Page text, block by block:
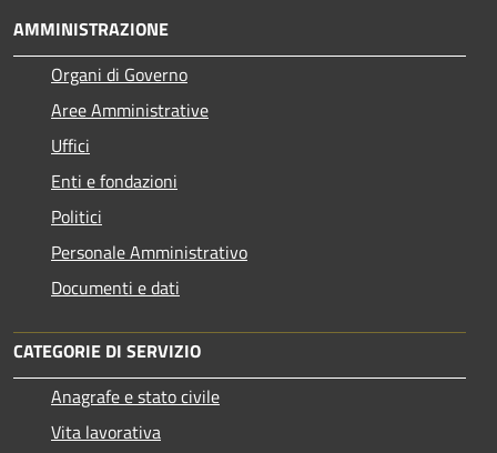
AMMINISTRAZIONE
Organi di Governo
Aree Amministrative
Uffici
Enti e fondazioni
Politici
Personale Amministrativo
Documenti e dati
CATEGORIE DI SERVIZIO
Anagrafe e stato civile
Vita lavorativa